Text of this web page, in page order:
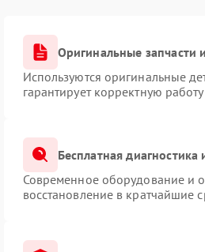
Оригинальные запчасти
Используются оригинальные
гарантирует корректную
Бесплатная
Современное оборудование и
восстановление в кратчайшие